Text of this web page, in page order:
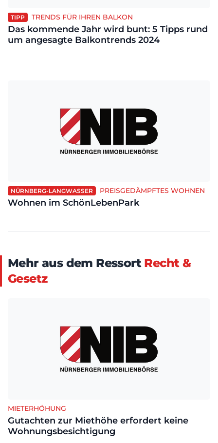
TIPP TRENDS FÜR IHREN BALKON
Das kommende Jahr wird bunt: 5 Tipps rund
um angesagte Balkontrends 2024
NÜRNBERG-LANGWASSER PREISGEDÄMPFTES WOHNEN
Wohnen im SchönLebenPark
Mehr aus dem Ressort Recht &
Gesetz
MIETERHÖHUNG
Gutachten zur Miethöhe erfordert keine
Wohnungsbesichtigung